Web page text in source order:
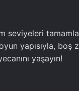
seviyeleri
yapısıyla, boş
yaşayın!